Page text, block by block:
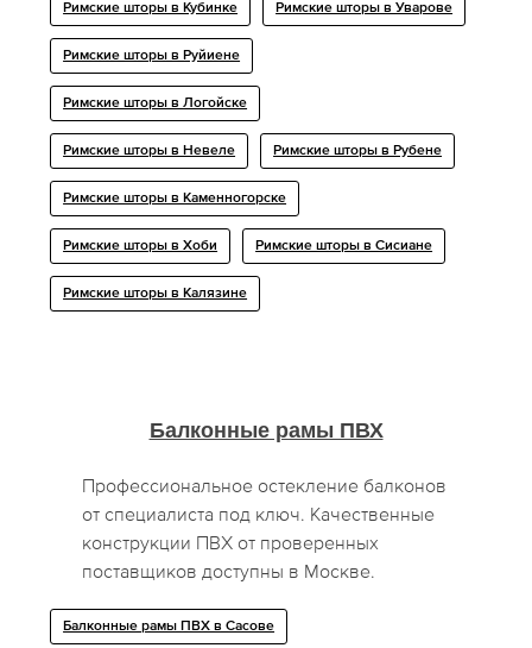
Римские шторы в Кубинке Римские шторы в Уварове
Римские шторы в Руйиене
Римские шторы в Логойске
Римские шторы в Невеле Римские шторы в Рубене
Римские шторы в Каменногорске
Римские шторы в Хоби Римские шторы в Сисиане
Римские шторы в Калязине
Балконные рамы ПВХ
Профессиональное остекление балконов
от специалиста под ключ. Качественные
конструкции ПВХ от проверенных
поставщиков доступны в Москве.
Балконные рамы ПВХ в Сасове